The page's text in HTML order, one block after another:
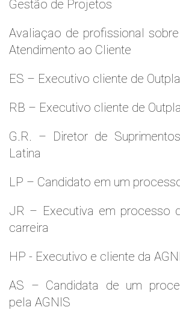
Gestão de Projetos
Avaliaçao de profissional
Atendimento ao Cliente
ES – Executivo cliente de
RB – Executivo cliente de
G.R. – Diretor de
Latina
LP – Candidato em um
JR – Executiva em processo
carreira
HP - Executivo e cliente da
AS – Candidata de um
pela AGNIS